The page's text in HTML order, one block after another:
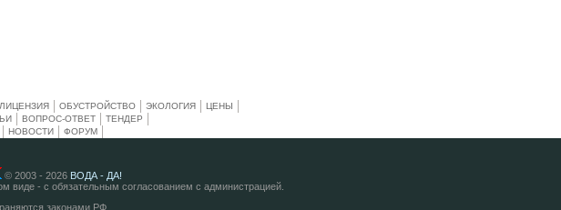
ЛИЦЕНЗИЯ ОБУСТРОЙСТВО ЭКОЛОГИЯ
ЦЕНЫ
ВОПРОС-ОТВЕТ
ТЕНДЕР
НОВОСТИ ФОРУМ
© 2003 - 2026 ВОДА - ДА!
виде - с обязательным согласованием с администрацией.
законами РФ